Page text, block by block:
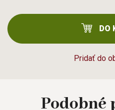
Pridať do
DO
Podobné